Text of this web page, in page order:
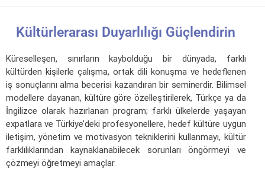
Kültürlerarası Duyarlılığı Güçlendirin
Küreselleşen, sınırların kaybolduğu bir dünyada, farklı
kültürden kişilerle çalışma, ortak dili konuşma ve hedeflenen
iş sonuçlarını alma becerisi kazandıran bir seminerdir. Bilimsel
modellere dayanan, kültüre göre özelleştirilerek, Türkçe ya da
İngilizce olarak hazırlanan program; farklı ülkelerde yaşayan
expatlara ve Türkiye’deki profesyonellere, hedef kültüre uygun
iletişim, yönetim ve motivasyon tekniklerini kullanmayı, kültür
farklılıklarından kaynaklanabilecek sorunları öngörmeyi ve
çözmeyi öğretmeyi amaçlar.